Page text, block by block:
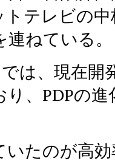
トテレビの
ねている。
は、現在開
、PDPの
たのが高効